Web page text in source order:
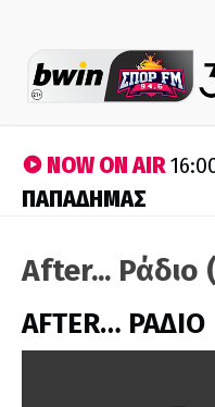
NOW ON AIR
ΠΑΠΑΔΗΜΑΣ
After...
AFTER… ΡΑΔΙΟ